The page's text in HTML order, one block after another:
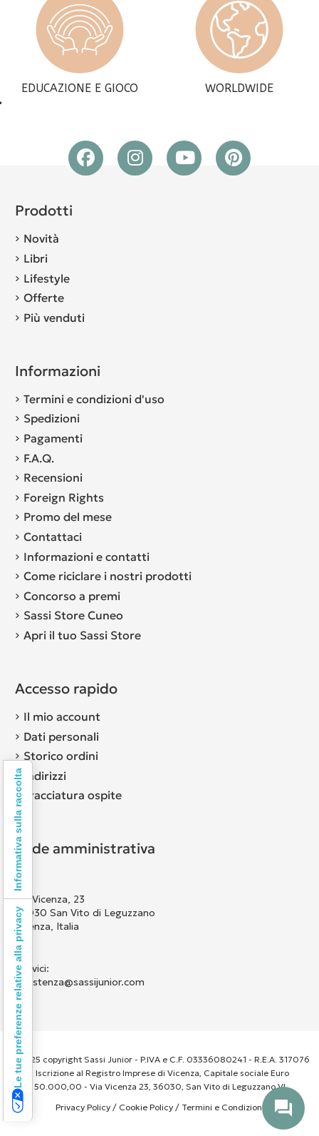
EDUCAZIONE E GIOCO WORLDWIDE
Prodotti
Novità
Libri
Lifestyle
Offerte
Più venduti
Informazioni
Termini e condizioni d'uso
Spedizioni
Pagamenti
F.A.Q.
Recensioni
Foreign Rights
Promo del mese
Contattaci
Informazioni e contatti
Come riciclare i nostri prodotti
Concorso a premi
Sassi Store Cuneo
Apri il tuo Sassi Store
Accesso rapido
Il mio account
Dati personali
Storico ordini
Indirizzi
Tracciatura ospite
Sede amministrativa
Via Vicenza, 23
36030 San Vito di Leguzzano
Vicenza, Italia
Scrivici:
assistenza@sassijunior.com
© 2025 copyright Sassi Junior - P.IVA e C.F. 03336080241 - R.E.A. 317076
- Iscrizione al Registro Imprese di Vicenza, Capitale sociale Euro
50.000,00 - Via Vicenza 23, 36030, San Vito di Leguzzano VI
Privacy Policy/ Cookie Policy/ Termini e Condizioni
Le tue preferenze relative alla privacy
Informativa sulla raccolta